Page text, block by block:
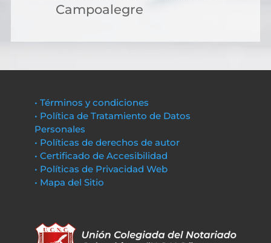
Campoalegre
• Términos y condiciones
• Política de Tratamiento de Datos
Personales
• Políticas de derechos de autor
• Certificado de Accesibilidad
• Políticas de Privacidad Web
• Mapa del Sitio